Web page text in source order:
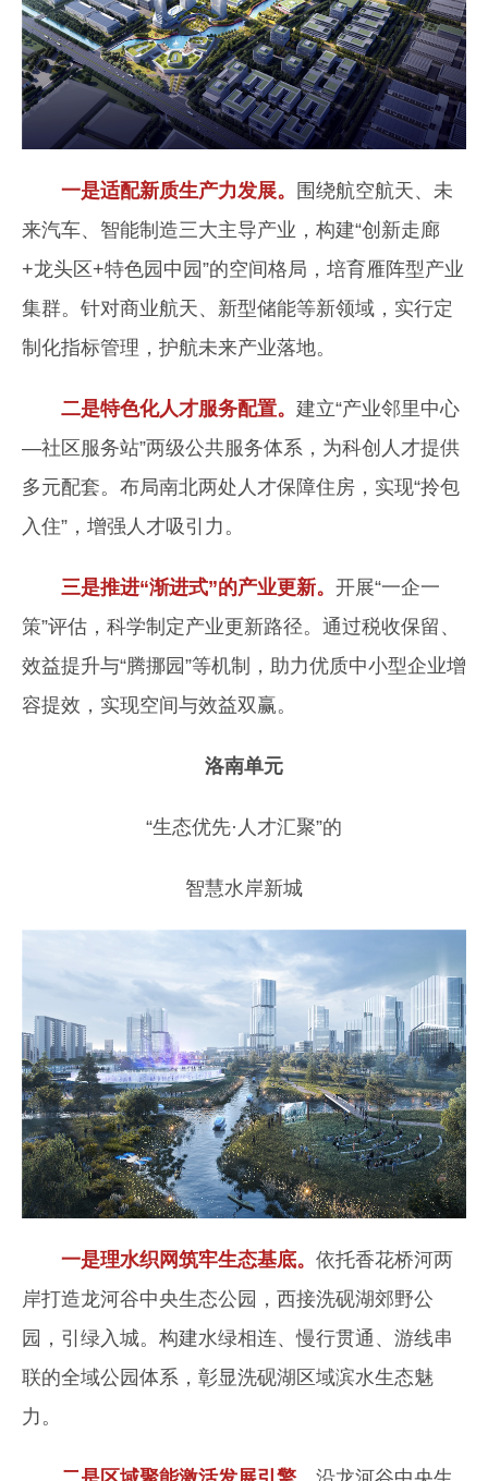
一是适配新质生产力发展。 围绕航空航天、未
来汽车、智能制造三大主导产业，构建“创新走廊
+龙头区+特色园中园”的空间格局，培育雁阵型产业
集群。针对商业航天、新型储能等新领域，实行定
制化指标管理，护航未来产业落地。
二是特色化人才服务配置。 建立“产业邻里中心
—社区服务站”两级公共服务体系，为科创人才提供
多元配套。布局南北两处人才保障住房，实现“拎包
入住”，增强人才吸引力。
三是推进“渐进式”的产业更新。 开展“一企一
策”评估，科学制定产业更新路径。通过税收保留、
效益提升与“腾挪园”等机制，助力优质中小型企业增
容提效，实现空间与效益双赢。
洛南单元
“生态优先·人才汇聚”的
智慧水岸新城
一是理水织网筑牢生态基底。 依托香花桥河两
岸打造龙河谷中央生态公园，西接洗砚湖郊野公
园，引绿入城。构建水绿相连、慢行贯通、游线串
联的全域公园体系，彰显洗砚湖区域滨水生态魅
力。